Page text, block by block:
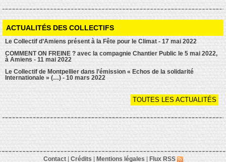
ACTUALITÉS DES COLLECTIFS
Le Collectif d’Amiens présent à la Fête pour le Climat - 17 mai 2022
COMMENT ON FREINE ? avec la compagnie Chantier Public le 5 mai 2022,
à Amiens - 11 mai 2022
Le Collectif de Montpellier dans l’émission « Echos de la solidarité
Internationale » (…) - 10 mars 2022
TOUTES LES ACTUALITÉS
Contact| Crédits Mentions légales Flux RSS